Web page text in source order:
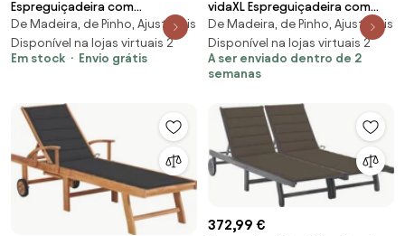
Espreguiçadeira com
almofadão antracite pinho
impregnado
De Madeira, de Pinho, Ajustáveis
Disponível na lojas virtuais 2
Em stock
Envio grátis
vidaXL Espreguiçadeira com
almofadão antracite pinho
impregnado
De Madeira, de Pinho, Ajustáveis
Disponível na lojas virtuais 2
A ser enviado dentro de 2
semanas
372,99 €